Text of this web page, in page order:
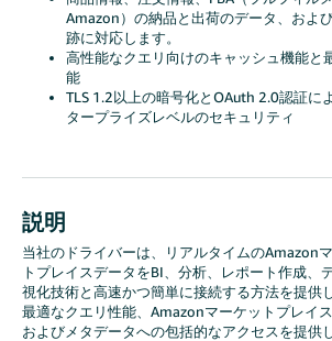
Amazon）の納品と出荷のデータ、およ
跡に対応します。
高性能なクエリ向けのキャッシュ機能と
能
TLS 1.2以上の暗号化とOAuth 2.0認証に
タープライズレベルのセキュリティ
説明
当社のドライバーは、リアルタイムのAmazon
トプレイスデータをBI、分析、レポート作成、
視化技術と高速かつ簡単に接続する方法を提供
最適なクエリ性能、Amazonマーケットプレイ
およびメタデータへの包括的なアクセスを提供